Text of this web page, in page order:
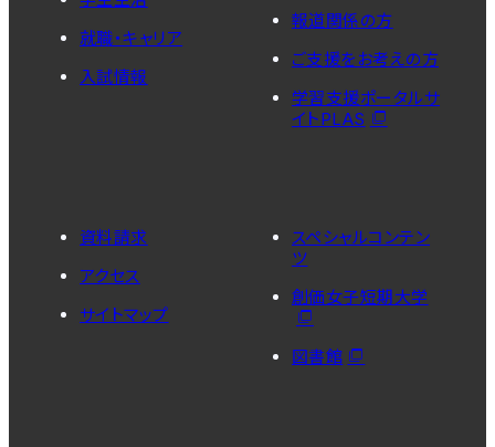
就職・キャリア
入試情報
報道関係の方
ご支援をお考えの方
学習支援ポータルサ
イトPLAS
資料請求
アクセス
サイトマップ
スペシャルコンテン
ツ
創価女子短期大学
図書館